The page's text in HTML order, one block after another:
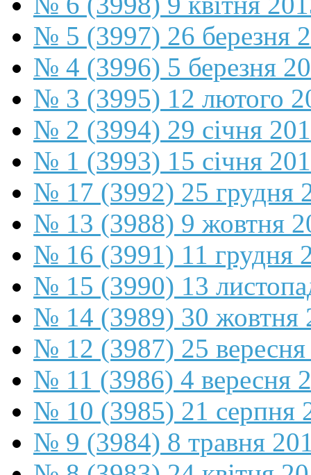
№ 5 (3997) 26 березня
№ 4 (3996) 5 березня
№ 3 (3995) 12 лютого
№ 2 (3994) 29 січня
№ 1 (3993) 15 січня
№ 17 (3992) 25 грудня
№ 13 (3988) 9 жовтня
№ 16 (3991) 11 грудня
№ 15 (3990) 13
№ 14 (3989) 30 жовтня
№ 12 (3987) 25
№ 11 (3986) 4 вересня
№ 10 (3985) 21 серпня
№ 9 (3984) 8 травня